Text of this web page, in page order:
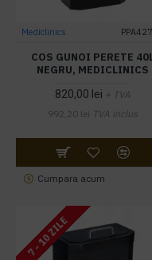
Mediclinics
COS GUNOI PERETE
NEGRU, MEDICLINICS
820,00 lei + TVA
992,20 lei TVA inclus
Cumpara acum
7 - 10 ZILE